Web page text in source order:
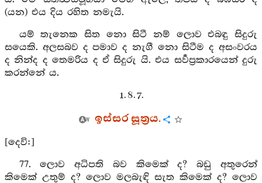
(යන) එය දිය රහිත නමැයි.
යම් තැනෙක සිත නො සිටී නම් ලොව එබඳු සිදුරු
සයෙකි. අලසබව ද පමාව ද නැගී නො සිටීම ද අසංවරය
ද නින්ද ද තෙමරිය ද ඒ සිදුරු යි. එය සර්‍වප්‍රකාරයෙන් දුරු
කරන්නේ ය.
1. 8. 7.
ඉස්සර සූත්‍රය.
[දෙවි:]
77. ලොව අධිපති බව කිමෙක් ද? බඩු අතුරෙන්
කිමෙක් උතුම් ද? ලොව මලබැඳි සැත කිමෙක් ද? ලොව